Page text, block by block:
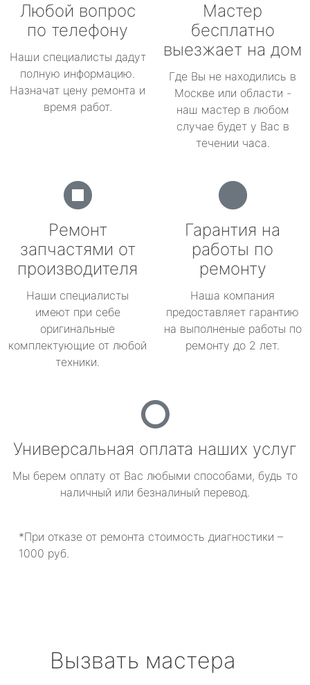
Любой вопрос
по телефону
Наши специалисты дадут
полную информацию.
Назначат цену ремонта и
время работ.
Мастер
бесплатно
выезжает на дом
Где Вы не находились в
Москве или области -
наш мастер в любом
случае будет у Вас в
течении часа.
Ремонт
запчастями от
производителя
Наши специалисты
имеют при себе
оригинальные
комплектующие от любой
техники.
Гарантия на
работы по
ремонту
Наша компания
предоставляет гарантию
на выполненые работы по
ремонту до 2 лет.
Универсальная оплата наших услуг
Мы берем оплату от Вас любыми способами, будь то
наличный или безналиный перевод.
*При отказе от ремонта стоимость диагностики –
1000 руб.
Вызвать мастера